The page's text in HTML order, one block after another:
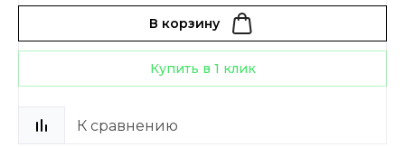
В корзину
Купить в 1 клик
К сравнению